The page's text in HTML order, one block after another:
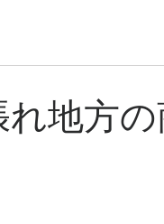
地方